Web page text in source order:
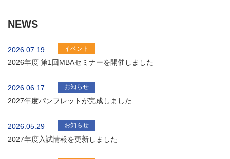
NEWS
2026.07.19 イベント
2026年度 第1回MBAセミナーを開催しました
2026.06.17 お知らせ
2027年度パンフレットが完成しました
2026.05.29 お知らせ
2027年度入試情報を更新しました